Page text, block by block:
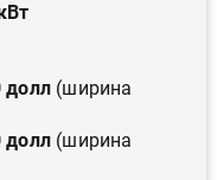
долл (ширина
долл (ширина